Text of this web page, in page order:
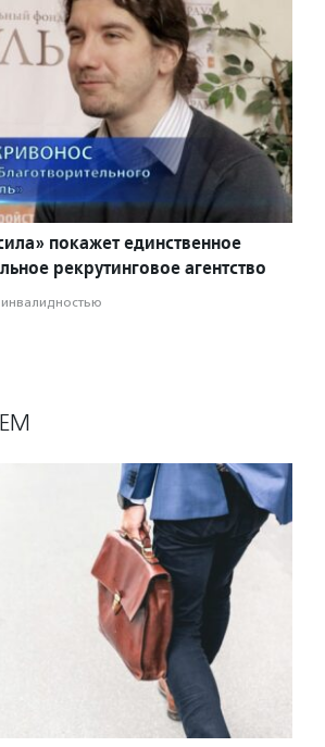
покажет единственное
рекрутинговое агентство